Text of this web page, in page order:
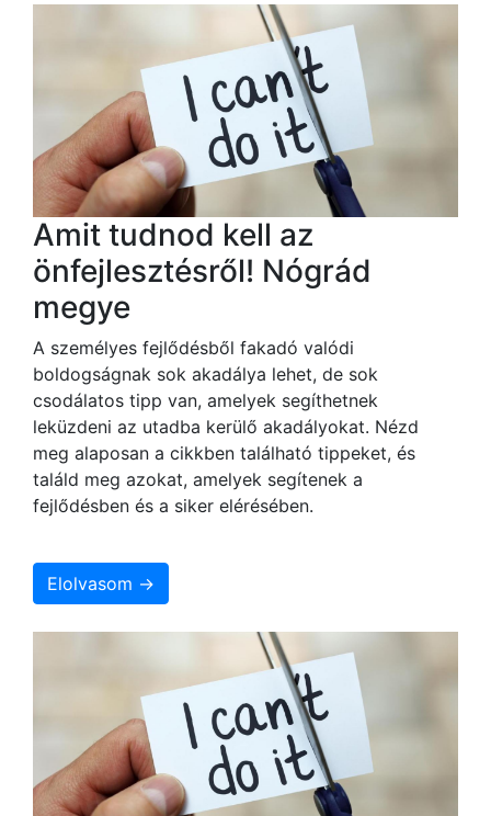
Amit tudnod kell az
önfejlesztésről! Nógrád
megye
A személyes fejlődésből fakadó valódi
boldogságnak sok akadálya lehet, de sok
csodálatos tipp van, amelyek segíthetnek
leküzdeni az utadba kerülő akadályokat. Nézd
meg alaposan a cikkben található tippeket, és
találd meg azokat, amelyek segítenek a
fejlődésben és a siker elérésében.
Elolvasom →